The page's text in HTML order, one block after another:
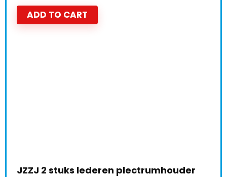
ADD TO CART
JZZJ 2 stuks lederen plectrumhouder